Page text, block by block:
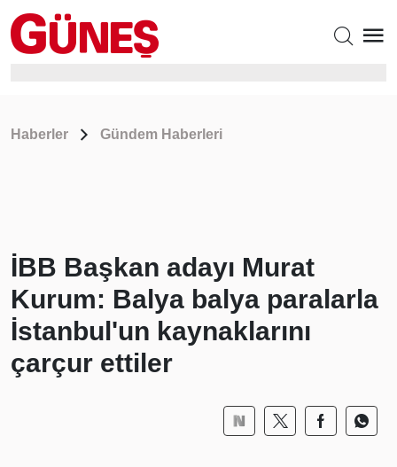
Haberler Gündem Haberleri
İBB Başkan adayı Murat
Kurum: Balya balya paralarla
İstanbul'un kaynaklarını
çarçur ettiler